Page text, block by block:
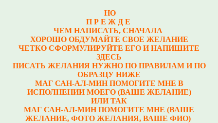
НО
П Р Е Ж Д Е
ЧЕМ НАПИСАТЬ, СНАЧАЛА
ХОРОШО ОБДУМАЙТЕ СВОЕ ЖЕЛАНИЕ
ЧЕТКО СФОРМУЛИРУЙТЕ ЕГО И НАПИШИТЕ
ЗДЕСЬ
ПИСАТЬ ЖЕЛАНИЯ НУЖНО ПО ПРАВИЛАМ И ПО
ОБРАЗЦУ НИЖЕ
МАГ САН-АЛ-МИН ПОМОГИТЕ МНЕ В
ИСПОЛНЕНИИ МОЕГО (ВАШЕ ЖЕЛАНИЕ)
ИЛИ ТАК
МАГ САН-АЛ-МИН ПОМОГИТЕ МНЕ (ВАШЕ
ЖЕЛАНИЕ, ФОТО ЖЕЛАНИЯ, ВАШЕ ФИО)